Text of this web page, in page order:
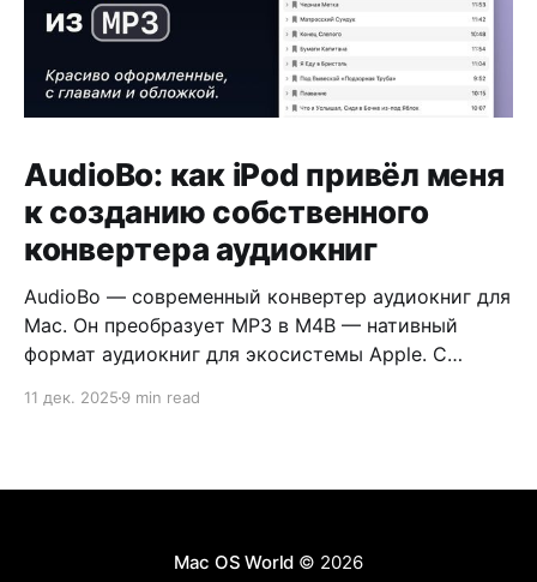
AudioBo: как iPod привёл меня
к созданию собственного
конвертера аудиокниг
AudioBo — современный конвертер аудиокниг для
Mac. Он преобразует MP3 в M4B — нативный
формат аудиокниг для экосистемы Apple. С
11 дек. 2025 9 min read
Mac OS World © 2026